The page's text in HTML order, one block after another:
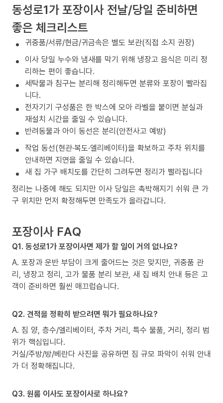
동성로1가 포장이사 전날/당일 준비하면
좋은 체크리스트
귀중품/서류/현금/귀금속은 별도 보관(직접 소지 권장)
이사 당일 누수와 냄새를 막기 위해 냉장고 음식은 미리 정
리하는 편이 좋습니다.
세탁물과 침구는 분리해 정리해두면 분류와 포장이 빨라집
니다.
전자기기 구성품은 한 박스에 모아 라벨을 붙이면 분실과
재설치 시간을 줄일 수 있습니다.
반려동물과 아이 동선은 분리(안전사고 예방)
작업 동선(현관·복도·엘리베이터)을 확보하고 주차 위치를
안내하면 지연을 줄일 수 있습니다.
새 집 가구 배치도를 간단히 그려두면 정리가 빨라집니다
정리는 나중에 해도 되지만 이사 당일은 촉박해지기 쉬워 큰 가
구 위치만 먼저 확정해두면 만족도가 올라갑니다.
포장이사 FAQ
Q1. 동성로1가 포장이사면 제가 할 일이 거의 없나요?
A. 포장과 운반 부담이 크게 줄어드는 것은 맞지만, 귀중품 관
리, 냉장고 정리, 고가 물품 분리 보관, 새 집 배치 안내 등은 고
객이 준비하면 훨씬 매끄럽습니다.
Q2. 견적을 정확히 받으려면 뭐가 필요하나요?
A. 짐 양, 층수/엘리베이터, 주차 거리, 특수 물품, 거리, 정리 범
위가 핵심입니다.
거실/주방/방/베란다 사진을 공유하면 짐 규모 파악이 쉬워 안내
가 더 정확해집니다.
Q3. 원룸 이사도 포장이사로 하나요?